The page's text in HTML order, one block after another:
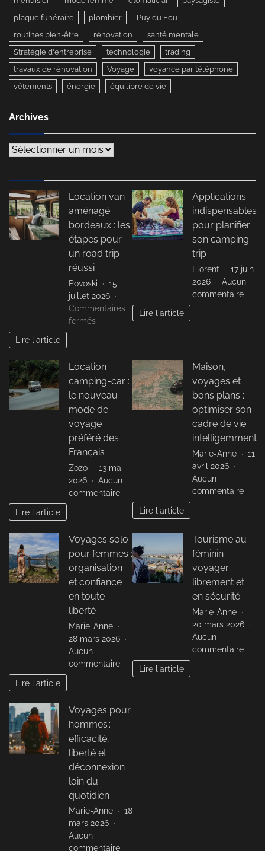
plaque funéraire
plombier
Puy du Fou
routines bien-être
rénovation
santé mentale
Stratégie d'entreprise
technologie
trading
travaux de rénovation
Voyage
voyance par téléphone
vêtements
énergie équilibre de vie
Archives
Archives
Location van
aménagé
bordeaux : les
étapes pour
un road trip
réussi
Povoski
15
juillet 2026
Commentaires
fermés
bordeaux
:
les
étapes
pour
un
road
trip
réussi
Lire l'article
Applications
indispensables
pour planifier
son camping
trip
Florent
17 juin
2026
Aucun
commentairesur
Lire l'article
Location
camping-car :
le nouveau
mode de
voyage
préféré des
Français
Zozo
13 mai
2026
Aucun
commentairesur
Location
camping-
:
le
nouveau
mode
Français
Lire l'article
Maison,
voyages et
bons plans :
optimiser son
cadre de vie
intelligemment
Marie-Anne
11
avril 2026
Aucun
commentairesur
bons
vie
Lire l'article
Voyages solo
pour femmes :
organisation
et confiance
en toute
liberté
Marie-Anne
28 mars 2026
Aucun
commentairesur
Voyages
femmes
Lire l'article
Tourisme au
féminin :
voyager
librement et
en sécurité
Marie-Anne
20 mars 2026
Aucun
commentairesur
Lire l'article
Voyages pour
hommes :
efficacité,
liberté et
déconnexion
loin du
quotidien
Marie-Anne
18
mars 2026
Aucun
commentairesur